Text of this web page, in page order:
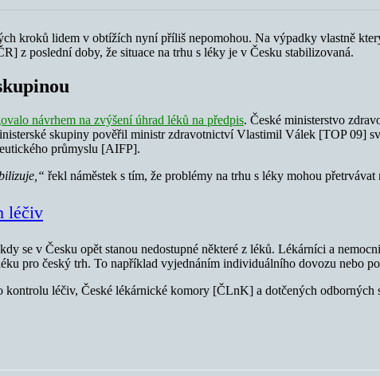
kroků lidem v obtížích nyní příliš nepomohou. Na výpadky vlastně
z poslední doby, že situace na trhu s léky je v Česku stabilizovaná.
návrhem na zvýšení úhrad léků na předpis. České ministerstvo
skupiny pověřil ministr zdravotnictví Vlastimil Válek [TOP 09]
průmyslu [AIFP].
řekl náměstek s tím, že problémy na trhu s léky mohou
léčiv
se v Česku opět stanou nedostupné některé z léků. Lékárníci a
pro český trh. To například vyjednáním individuálního dovozu nebo
léčiv, České lékárnické komory [ČLnK] a dotčených